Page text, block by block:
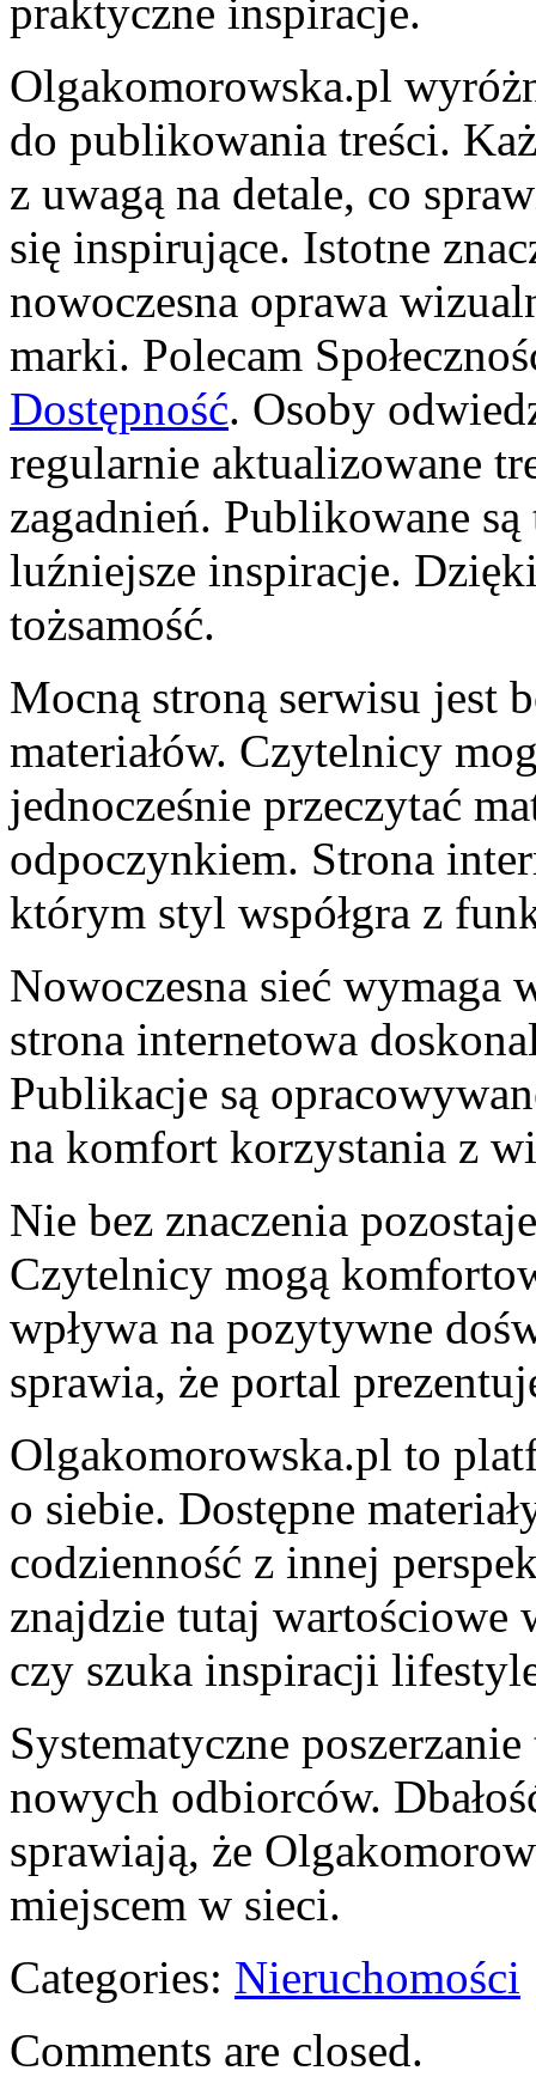
praktyczne inspiracje.
Olgakomorowska.pl
do publikowania treści.
z uwagą na detale, co
się inspirujące. Istotne
nowoczesna oprawa
marki. Polecam
Dostępność. Osoby
regularnie aktualizowane
zagadnień. Publikowane
luźniejsze inspiracje.
tożsamość.
Mocną stroną serwisu jest
materiałów. Czytelnicy
jednocześnie przeczytać
odpoczynkiem. Strona
którym styl współgra z
Nowoczesna sieć wymaga
strona internetowa
Publikacje są
na komfort korzystania z
Nie bez znaczenia
Czytelnicy mogą
wpływa na pozytywne
sprawia, że portal
Olgakomorowska.pl to
o siebie. Dostępne
codzienność z innej
znajdzie tutaj wartościowe
czy szuka inspiracji
Systematyczne
nowych odbiorców.
sprawiają, że
miejscem w sieci.
Categories: Nieruchomości
Comments are closed.